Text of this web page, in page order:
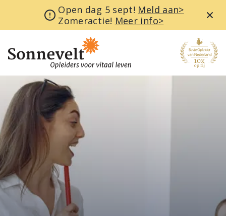
Open dag 5 sept! Meld aan>
Zomeractie! Meer info>